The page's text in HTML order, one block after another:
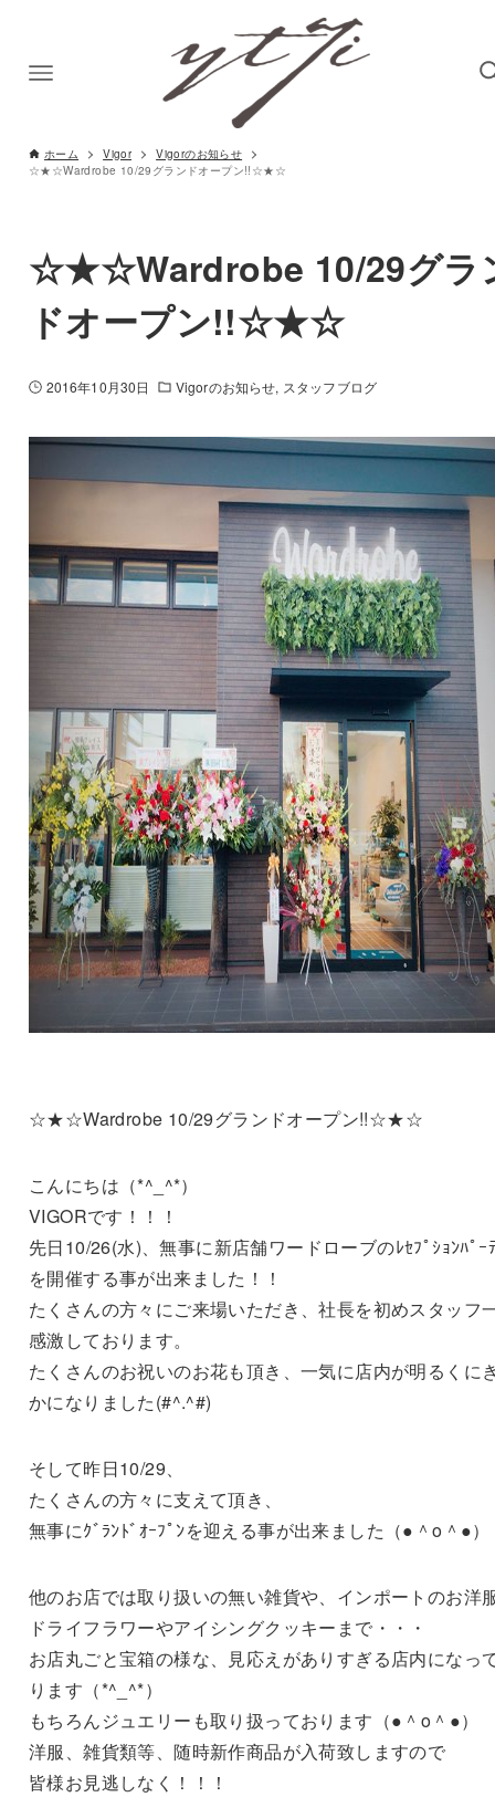
ホーム Vigor
Vigorのお知らせ
☆★☆Wardrobe 10/29グランドオープン!!☆★☆
☆★☆Wardrobe 10/29グラ
ドオープン!!☆★☆
2016年10月30日 Vigorのお知らせ スタッフブログ
☆★☆Wardrobe 10/29グランドオープン!!☆★☆
こんにちは（*^_^*）
VIGORです！！！
先日10/26(水)、無事に新店舗ワードローブのﾚｾﾌﾟｼｮﾝﾊﾟｰ
を開催する事が出来ました！！
たくさんの方々にご来場いただき、社長を初めスタッフ
感激しております。
たくさんのお祝いのお花も頂き、一気に店内が明るくに
かになりました(#^.^#)
そして昨日10/29、
たくさんの方々に支えて頂き、
無事にｸﾞﾗﾝﾄﾞｵｰﾌﾟﾝを迎える事が出来ました（●＾o＾●）
他のお店では取り扱いの無い雑貨や、インポートのお洋
ドライフラワーやアイシングクッキーまで・・・
お店丸ごと宝箱の様な、見応えがありすぎる店内になっ
ります（*^_^*）
もちろんジュエリーも取り扱っております（●＾o＾●）
洋服、雑貨類等、随時新作商品が入荷致しますので
皆様お見逃しなく！！！